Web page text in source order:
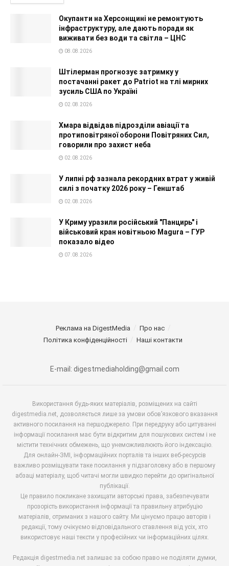
Окупанти на Херсонщині не ремонтують
інфраструктуру, але дають поради як
виживати без води та світла – ЦНС
08.08.2026
Штілерман прогнозує затримку у
постачанні ракет до Patriot на тлі мирних
зусиль США по Україні
02.08.2026
Хмара відвідав підрозділи авіації та
протиповітряної оборони Повітряних Сил,
говорили про захист неба
02.08.2026
У липні рф зазнала рекордних втрат у живій
силі з початку 2026 року – Генштаб
02.08.2026
У Криму уразили російський "Панцирь" і
військовий кран новітньою Magura – ГУР
показало відео
07.08.2026
Реклама на DigestMedia
Про нас
Політика конфіденційності
Наші контакти
E-mail: digestmediaholding@gmail.com
Використання будь-яких матеріалів, розміщених на сайті
digestmedia.net, дозволяється лише за умови обов’язкового вказання
активного посилання на першоджерело. При передруку або цитуванні
інформації посилання має бути відкритим для пошукових систем і не
містити технічних обмежень, що унеможливлюють його індексацію.
Для онлайн-ЗМІ, інформаційних порталів та інших веб-ресурсів
важливо розміщувати таке посилання у підзаголовку або в першому
абзаці матеріалу, щоб читачі могли швидко перейти до оригінальної
публікації.
Це правило покликане захищати авторські права, забезпечувати
прозорість використання інформації та правильну атрибуцію
матеріалів, отриманих з нашого сайту. Ми цінуємо працю авторів і
редакції, тому очікуємо відповідального ставлення від усіх, хто
використовує наші тексти у професійних чи інформаційних цілях.
Редакція digestmedia.net залишає за собою право не поділяти думки,